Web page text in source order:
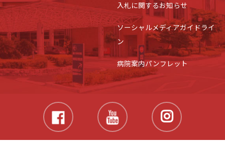
入札に関するお知らせ
ソーシャルメディアガイドライ
ン
病院案内パンフレット